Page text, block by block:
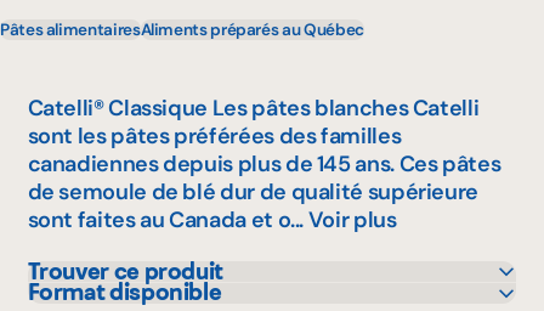
Pâtes alimentairesAliments préparés au Québec
Catelli® Classique Les pâtes blanches Catelli
sont les pâtes préférées des familles
canadiennes depuis plus de 145 ans. Ces pâtes
de semoule de blé dur de qualité supérieure
sont faites au Canada et o...Voir plus
Trouver ce produit
Bonichoix
Format disponible